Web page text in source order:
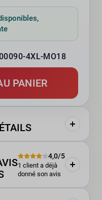
4XL-MO18
PANIER
4,0/5
1 client a déjà
donné son avis